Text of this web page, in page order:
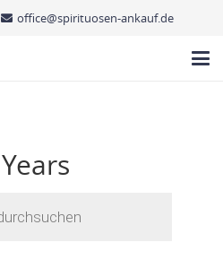
office@spirituosen-ankauf.de